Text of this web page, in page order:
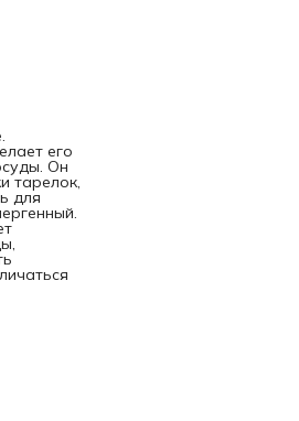
его
Он
тарелок,
для